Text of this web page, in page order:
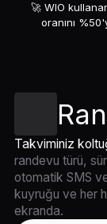
🚀 WIO
oranını
Takviminiz
randevu türü,
otomatik SMS
kuyruğu ve her
ekranda.